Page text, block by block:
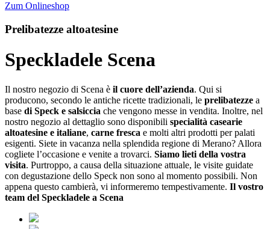
Zum Onlineshop
Prelibatezze altoatesine
Speckladele Scena
Il nostro negozio di Scena è il cuore dell’azienda. Qui si
producono, secondo le antiche ricette tradizionali, le prelibatezze a
base di Speck e salsiccia che vengono messe in vendita. Inoltre, nel
nostro negozio al dettaglio sono disponibili specialità casearie
altoatesine e italiane, carne fresca e molti altri prodotti per palati
esigenti. Siete in vacanza nella splendida regione di Merano? Allora
cogliete l’occasione e venite a trovarci. Siamo lieti della vostra
visita. Purtroppo, a causa della situazione attuale, le visite guidate
con degustazione dello Speck non sono al momento possibili. Non
appena questo cambierà, vi informeremo tempestivamente. Il vostro
team del Speckladele a Scena